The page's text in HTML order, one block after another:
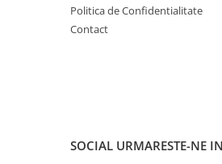
Politica de Confidentialitate
Contact
SOCIAL URMARESTE-NE